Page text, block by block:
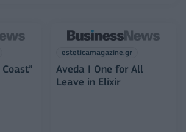
esteticamagazine.gr
Aveda I One for All
Leave in Elixir